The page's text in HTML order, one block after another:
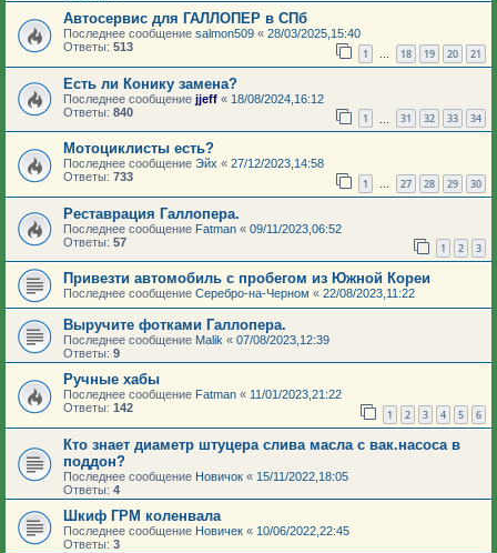
Автосервис для ГАЛЛОПЕР в СПб
Последнее сообщение salmon509 « 28/03/2025,15:40
Ответы: 513 1 … 18 19 20 21
Есть ли Конику замена?
Последнее сообщение jjeff « 18/08/2024,16:12
Ответы: 840 1 31 32 33 34
Мотоциклисты есть?
Последнее сообщение Эйх « 27/12/2023,14:58
Ответы: 733 1 … 27 28 29 30
Реставрация Галлопера.
Последнее сообщение Fatman « 09/11/2023,06:52
Ответы: 57 1 2 3
Привезти автомобиль с пробегом из Южной Кореи
Последнее сообщение Серебро-на-Черном « 22/08/2023,11:22
Выручите фотками Галлопера.
Последнее сообщение Malik « 07/08/2023,12:39
Ответы: 9
Ручные хабы
Последнее сообщение Fatman « 11/01/2023,21:22
Ответы: 142 1 2 3 4 5 6
Кто знает диаметр штуцера слива масла с вак.насоса в
поддон?
Последнее сообщение Новичок « 15/11/2022,18:05
Ответы: 4
Шкиф ГРМ коленвала
Последнее сообщение Новичек « 10/06/2022,22:45
Ответы: 3